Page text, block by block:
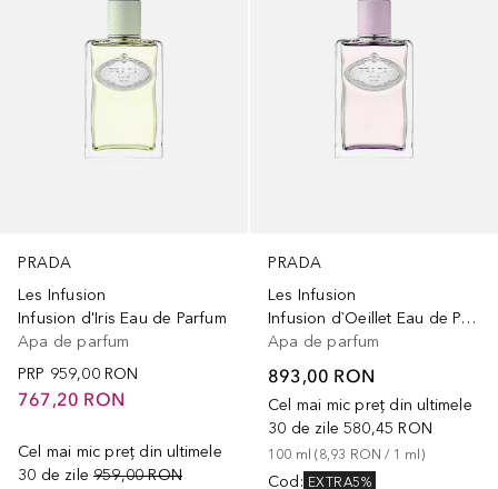
PRADA
Les Infusion
Infusion d'Iris Eau de Parfum
Apa de parfum
PRP 959,00 RON
767,20 RON
Cel mai mic preț din ultimele
30 de zile 959,00 RON
PRADA
Les Infusion
Infusion d`Oeillet Eau de Parfum
Apa de parfum
893,00 RON
Cel mai mic preț din ultimele
30 de zile 580,45 RON
100 ml (8,93 RON / 1 ml )
Cod: EXTRA5%